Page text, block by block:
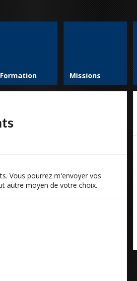
Formation Missions
Vous pourrez m'envoyer vos
autre moyen de votre choix.